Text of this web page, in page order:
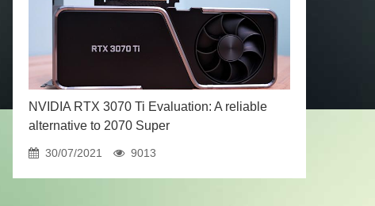
NVIDIA RTX 3070 Ti Evaluation: A reliable
alternative to 2070 Super
30/07/2021 9013